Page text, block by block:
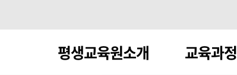
평생교육원소개 교육과정